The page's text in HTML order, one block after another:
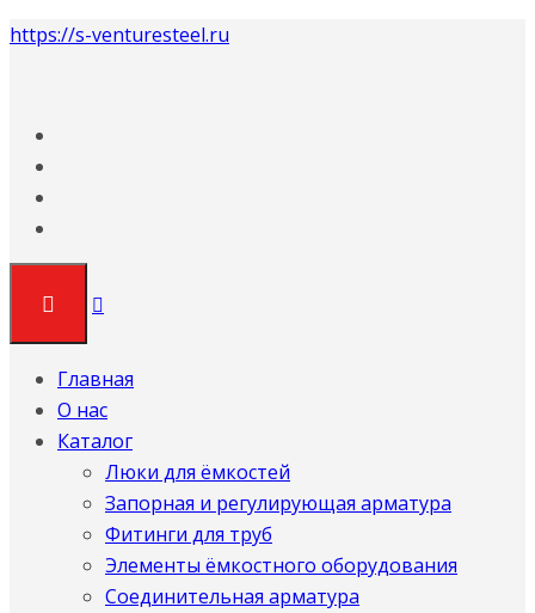
https://s-venturesteel.ru
Главная
О нас
Каталог
Люки для ёмкостей
Запорная и регулирующая арматура
Фитинги для труб
Элементы ёмкостного оборудования
Соединительная арматура